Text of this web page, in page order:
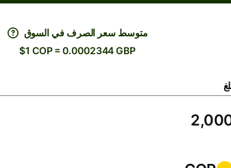
متوسط ​​سعر الصرف في السوق
$1 COP = 0.0002344 GBP